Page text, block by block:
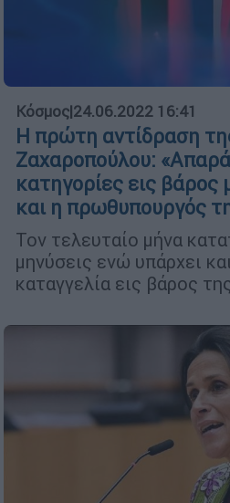
Κόσμος|24.06.2022 16:41
Η πρώτη αντίδραση
Ζαχαροπούλου:
κατηγορίες εις
και η πρωθυπουργός
Τον τελευταίο μήνα
μηνύσεις ενώ υπάρχει
καταγγελία εις βάρος